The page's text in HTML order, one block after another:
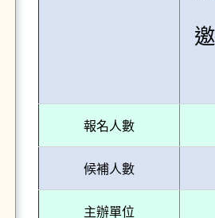
報名人數
候補人數
主辦單位